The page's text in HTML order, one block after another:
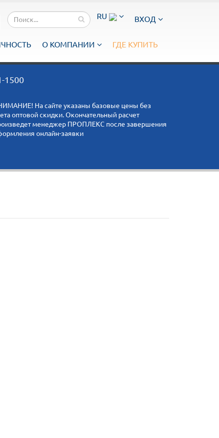
RU ВХОД
О КОМПАНИИ ГДЕ КУПИТЬ
1500
На сайте указаны базовые цены без
оптовой скидки. Окончательный расчет
менеджер ПРОПЛЕКС после завершения
онлайн-заявки